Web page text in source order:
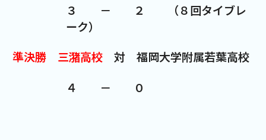
３ － ２ （８回タイブレ
ーク）
準決勝
三潴高校 対 福岡大学附属若葉高校
４ － ０